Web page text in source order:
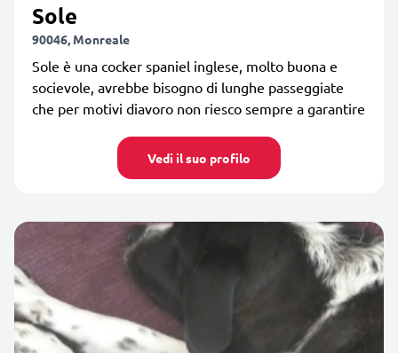
Sole
90046, Monreale
Sole è una cocker spaniel inglese, molto buona e
socievole, avrebbe bisogno di lunghe passeggiate
che per motivi diavoro non riesco sempre a garantire
Vedi il suo profilo